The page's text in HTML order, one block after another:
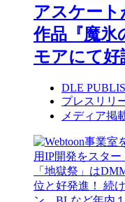
アスケー
作品『魔氷
モアにて好
DLE
プレスリリ
メディア掲